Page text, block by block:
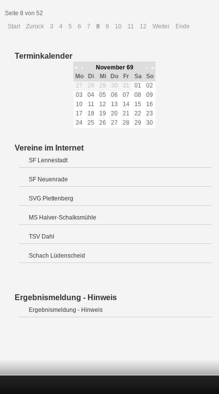
Seite 8 von 52
Start
Zurück 3 4 5 6 7 8 9 10 11 12 Weiter Ende
Terminkalender
« ‹ November 69 ›
»
Mo
Di Mi Do Fr Sa
So
27
28 29 30 31 01
02
03
04 05 06 07 08
09
10
11 12 13 14 15
16
17
18 19 20 21 22
23
24
25 26 27 28 29 30
Vereine im Internet
SF Lennestadt
SF Neuenrade
SVG Plettenberg
MS Halver-Schalksmühle
TSV Dahl
Schach Lüdenscheid
Ergebnismeldung - Hinweis
Ergebnismeldung - Hinweis